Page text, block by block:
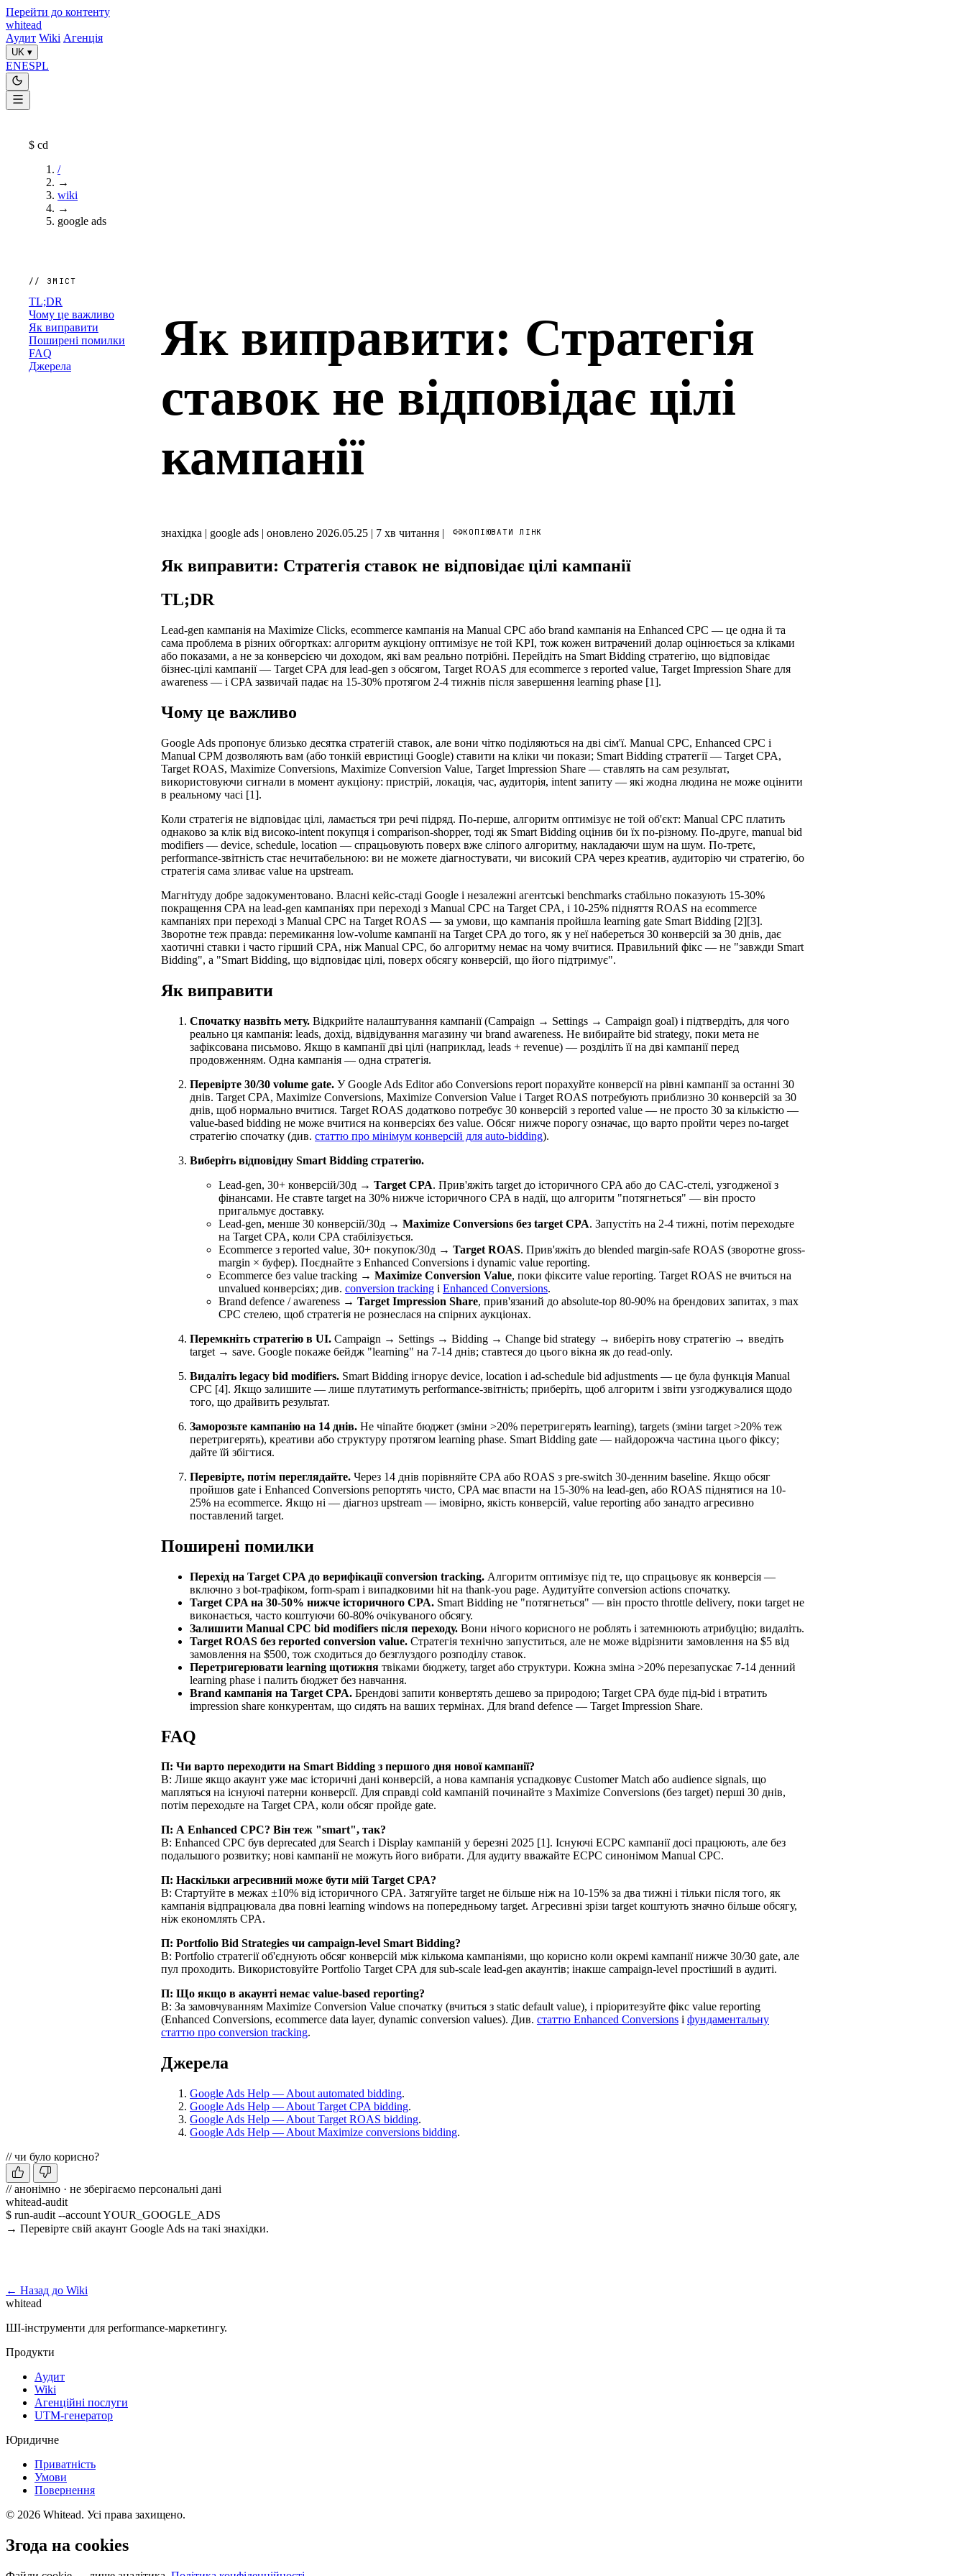
Перейти до контенту
whitead
Аудит Wiki Агенція
UK ▾
ENESPL
$ cd
/
→
wiki
→
google ads
// ЗМІСТ
TL;DR
Чому це важливо
Як виправити
Поширені помилки
FAQ
Джерела
Як виправити: Стратегія
ставок не відповідає цілі
кампанії
знахідка google ads оновлено 2026.05.25 7 хв читання КОПІЮВАТИ ЛІНК
Як виправити: Стратегія ставок не відповідає цілі кампанії
TL;DR
Lead-gen кампанія на Maximize Clicks, ecommerce кампанія на Manual CPC або brand кампанія на Enhanced CPC — це одна й та
сама проблема в різних обгортках: алгоритм аукціону оптимізує не той KPI, тож кожен витрачений долар оцінюється за кліками
або показами, а не за конверсією чи доходом, які вам реально потрібні. Перейдіть на Smart Bidding стратегію, що відповідає
бізнес-цілі кампанії — Target CPA для lead-gen з обсягом, Target ROAS для ecommerce з reported value, Target Impression Share для
awareness — і CPA зазвичай падає на 15-30% протягом 2-4 тижнів після завершення learning phase [1].
Чому це важливо
Google Ads пропонує близько десятка стратегій ставок, але вони чітко поділяються на дві сім'ї. Manual CPC, Enhanced CPC і
Manual CPM дозволяють вам (або тонкій евристиці Google) ставити на кліки чи покази; Smart Bidding стратегії — Target CPA,
Target ROAS, Maximize Conversions, Maximize Conversion Value, Target Impression Share — ставлять на сам результат,
використовуючи сигнали в момент аукціону: пристрій, локація, час, аудиторія, intent запиту — які жодна людина не може оцінити
в реальному часі [1].
Коли стратегія не відповідає цілі, ламається три речі підряд. По-перше, алгоритм оптимізує не той об'єкт: Manual CPC платить
однаково за клік від високо-intent покупця і comparison-shopper, тоді як Smart Bidding оцінив би їх по-різному. По-друге, manual bid
modifiers — device, schedule, location — спрацьовують поверх вже сліпого алгоритму, накладаючи шум на шум. По-третє,
performance-звітність стає нечитабельною: ви не можете діагностувати, чи високий CPA через креатив, аудиторію чи стратегію, бо
стратегія сама зливає value на upstream.
Магнітуду добре задокументовано. Власні кейс-стаді Google і незалежні агентські benchmarks стабільно показують 15-30%
покращення CPA на lead-gen кампаніях при переході з Manual CPC на Target CPA, і 10-25% підняття ROAS на ecommerce
кампаніях при переході з Manual CPC на Target ROAS — за умови, що кампанія пройшла learning gate Smart Bidding [2][3].
Зворотне теж правда: перемикання low-volume кампанії на Target CPA до того, як у неї набереться 30 конверсій за 30 днів, дає
хаотичні ставки і часто гірший CPA, ніж Manual CPC, бо алгоритму немає на чому вчитися. Правильний фікс — не "завжди Smart
Bidding", а "Smart Bidding, що відповідає цілі, поверх обсягу конверсій, що його підтримує".
Як виправити
Спочатку назвіть мету. Відкрийте налаштування кампанії (Campaign → Settings → Campaign goal) і підтвердіть, для чого
реально ця кампанія: leads, дохід, відвідування магазину чи brand awareness. Не вибирайте bid strategy, поки мета не
зафіксована письмово. Якщо в кампанії дві цілі (наприклад, leads + revenue) — розділіть її на дві кампанії перед
продовженням. Одна кампанія — одна стратегія.
Перевірте 30/30 volume gate. У Google Ads Editor або Conversions report порахуйте конверсії на рівні кампанії за останні 30
днів. Target CPA, Maximize Conversions, Maximize Conversion Value і Target ROAS потребують приблизно 30 конверсій за 30
днів, щоб нормально вчитися. Target ROAS додатково потребує 30 конверсій з reported value — не просто 30 за кількістю —
value-based bidding не може вчитися на конверсіях без value. Обсяг нижче порогу означає, що варто пройти через no-target
стратегію спочатку (див. статтю про мінімум конверсій для auto-bidding).
Виберіть відповідну Smart Bidding стратегію.
Lead-gen, 30+ конверсій/30д → Target CPA. Прив'яжіть target до історичного CPA або до CAC-стелі, узгодженої з
фінансами. Не ставте target на 30% нижче історичного CPA в надії, що алгоритм "потягнеться" — він просто
пригальмує доставку.
Lead-gen, менше 30 конверсій/30д → Maximize Conversions без target CPA. Запустіть на 2-4 тижні, потім переходьте
на Target CPA, коли CPA стабілізується.
Ecommerce з reported value, 30+ покупок/30д → Target ROAS. Прив'яжіть до blended margin-safe ROAS (зворотне gross-
margin × буфер). Поєднайте з Enhanced Conversions і dynamic value reporting.
Ecommerce без value tracking → Maximize Conversion Value, поки фіксите value reporting. Target ROAS не вчиться на
unvalued конверсіях; див. conversion tracking і Enhanced Conversions.
Brand defence / awareness → Target Impression Share, прив'язаний до absolute-top 80-90% на брендових запитах, з max
CPC стелею, щоб стратегія не рознеслася на спірних аукціонах.
Перемкніть стратегію в UI. Campaign → Settings → Bidding → Change bid strategy → виберіть нову стратегію → введіть
target → save. Google покаже бейдж "learning" на 7-14 днів; ставтеся до цього вікна як до read-only.
Видаліть legacy bid modifiers. Smart Bidding ігнорує device, location і ad-schedule bid adjustments — це була функція Manual
CPC [4]. Якщо залишите — лише плутатимуть performance-звітність; приберіть, щоб алгоритм і звіти узгоджувалися щодо
того, що драйвить результат.
Заморозьте кампанію на 14 днів. Не чіпайте бюджет (зміни >20% перетригерять learning), targets (зміни target >20% теж
перетригерять), креативи або структуру протягом learning phase. Smart Bidding gate — найдорожча частина цього фіксу;
дайте їй збігтися.
Перевірте, потім переглядайте. Через 14 днів порівняйте CPA або ROAS з pre-switch 30-денним baseline. Якщо обсяг
пройшов gate і Enhanced Conversions репортять чисто, CPA має впасти на 15-30% на lead-gen, або ROAS піднятися на 10-
25% на ecommerce. Якщо ні — діагноз upstream — імовірно, якість конверсій, value reporting або занадто агресивно
поставлений target.
Поширені помилки
Перехід на Target CPA до верифікації conversion tracking. Алгоритм оптимізує під те, що спрацьовує як конверсія —
включно з bot-трафіком, form-spam і випадковими hit на thank-you page. Аудитуйте conversion actions спочатку.
Target CPA на 30-50% нижче історичного CPA. Smart Bidding не "потягнеться" — він просто throttle delivery, поки target не
виконається, часто коштуючи 60-80% очікуваного обсягу.
Залишити Manual CPC bid modifiers після переходу. Вони нічого корисного не роблять і затемнюють атрибуцію; видаліть.
Target ROAS без reported conversion value. Стратегія технічно запуститься, але не може відрізнити замовлення на $5 від
замовлення на $500, тож сходиться до безглуздого розподілу ставок.
Перетригерювати learning щотижня твіками бюджету, target або структури. Кожна зміна >20% перезапускає 7-14 денний
learning phase і палить бюджет без навчання.
Brand кампанія на Target CPA. Брендові запити конвертять дешево за природою; Target CPA буде під-bid і втратить
impression share конкурентам, що сидять на ваших термінах. Для brand defence — Target Impression Share.
FAQ
П: Чи варто переходити на Smart Bidding з першого дня нової кампанії?
В: Лише якщо акаунт уже має історичні дані конверсій, а нова кампанія успадковує Customer Match або audience signals, що
мапляться на існуючі патерни конверсії. Для справді cold кампаній починайте з Maximize Conversions (без target) перші 30 днів,
потім переходьте на Target CPA, коли обсяг пройде gate.
П: А Enhanced CPC? Він теж "smart", так?
В: Enhanced CPC був deprecated для Search і Display кампаній у березні 2025 [1]. Існуючі ECPC кампанії досі працюють, але без
подальшого розвитку; нові кампанії не можуть його вибрати. Для аудиту вважайте ECPC синонімом Manual CPC.
П: Наскільки агресивний може бути мій Target CPA?
В: Стартуйте в межах ±10% від історичного CPA. Затягуйте target не більше ніж на 10-15% за два тижні і тільки після того, як
кампанія відпрацювала два повні learning windows на попередньому target. Агресивні зрізи target коштують значно більше обсягу,
ніж економлять CPA.
П: Portfolio Bid Strategies чи campaign-level Smart Bidding?
В: Portfolio стратегії об'єднують обсяг конверсій між кількома кампаніями, що корисно коли окремі кампанії нижче 30/30 gate, але
пул проходить. Використовуйте Portfolio Target CPA для sub-scale lead-gen акаунтів; інакше campaign-level простіший в аудиті.
П: Що якщо в акаунті немає value-based reporting?
В: За замовчуванням Maximize Conversion Value спочатку (вчиться з static default value), і пріоритезуйте фікс value reporting
(Enhanced Conversions, ecommerce data layer, dynamic conversion values). Див. статтю Enhanced Conversions і фундаментальну
статтю про conversion tracking.
Джерела
Google Ads Help — About automated bidding.
Google Ads Help — About Target CPA bidding.
Google Ads Help — About Target ROAS bidding.
Google Ads Help — About Maximize conversions bidding.
// чи було корисно?
// анонімно · не зберігаємо персональні дані
whitead-audit
$ run-audit --account YOUR_GOOGLE_ADS
→ Перевірте свій акаунт Google Ads на такі знахідки.
← Назад до Wiki
whitead
ШІ-інструменти для performance-маркетингу.
Продукти
Аудит
Wiki
Агенційні послуги
UTM-генератор
Юридичне
Приватність
Умови
Повернення
© 2026 Whitead. Усі права захищено.
Згода на cookies